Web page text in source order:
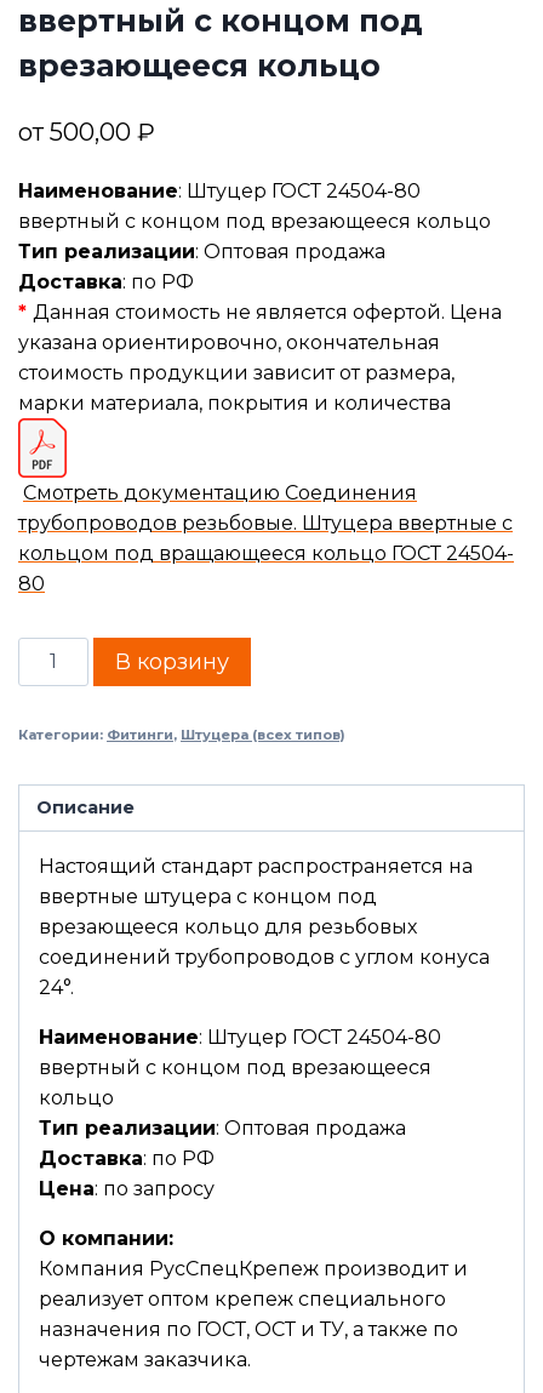
ввертный с концом под
врезающееся кольцо
от500,00 ₽
Наименование: Штуцер ГОСТ 24504-80
ввертный с концом под врезающееся кольцо
Тип реализации: Оптовая продажа
Доставка: по РФ
* Данная стоимость не является офертой. Цена
указана ориентировочно, окончательная
стоимость продукции зависит от размера,
марки материала, покрытия и количества
Смотреть документацию Соединения
трубопроводов резьбовые. Штуцера ввертные с
кольцом под вращающееся кольцо ГОСТ 24504-
80
В корзину
Категории: Фитинги, Штуцера (всех типов)
Описание
Настоящий стандарт распространяется на
ввертные штуцера с концом под
врезающееся кольцо для резьбовых
соединений трубопроводов с углом конуса
24°.
Наименование: Штуцер ГОСТ 24504-80
ввертный с концом под врезающееся
кольцо
Тип реализации: Оптовая продажа
Доставка: по РФ
Цена: по запросу
О компании:
Компания РусСпецКрепеж производит и
реализует оптом крепеж специального
назначения по ГОСТ, ОСТ и ТУ, а также по
чертежам заказчика.